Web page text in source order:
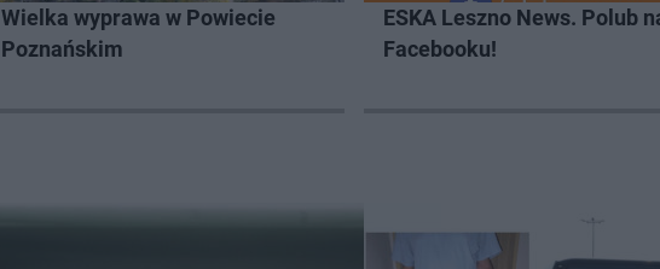
Wielka wyprawa w Powiecie
Poznańskim
ESKA Leszno News. Polub
Facebooku!